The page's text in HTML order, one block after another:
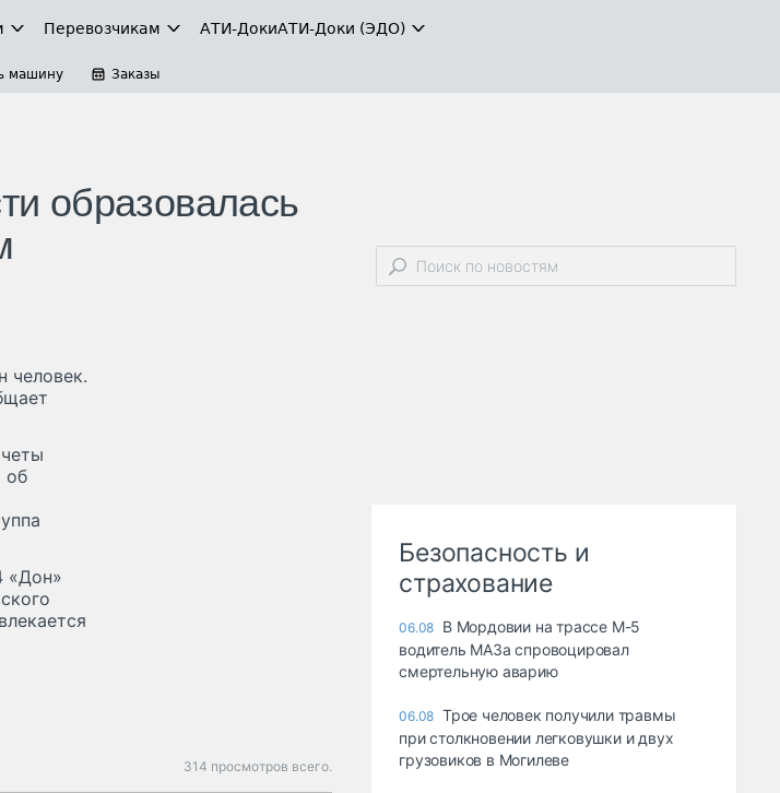
Перевозчикам АТИ-ДокиАТИ-Доки (ЭДО)
машину Заказы
образовалась
человек.
об
«Дон»
314 просмотров всего.
Безопасность и
страхование
06.08 В Мордовии на трассе М-5
водитель МАЗа спровоцировал
смертельную аварию
06.08 Трое человек получили травмы
при столкновении легковушки и двух
грузовиков в Могилеве